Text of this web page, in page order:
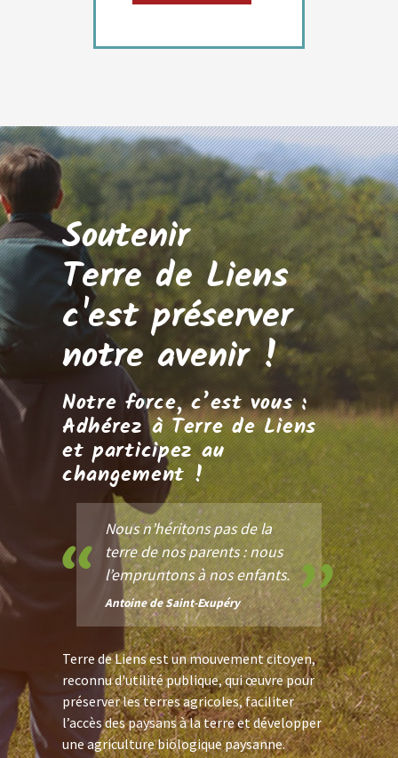
Soutenir
Terre de Liens
c'est préserver
notre avenir !
Notre force, c’est vous :
Adhérez à Terre de Liens
et participez au
changement !
Nous n’héritons pas de la
terre de nos parents : nous
l’empruntons à nos enfants.
Antoine de Saint-Exupéry
Terre de Liens est un mouvement citoyen,
reconnu d'utilité publique, qui œuvre pour
préserver les terres agricoles, faciliter
l’accès des paysans à la terre et développer
une agriculture biologique paysanne.